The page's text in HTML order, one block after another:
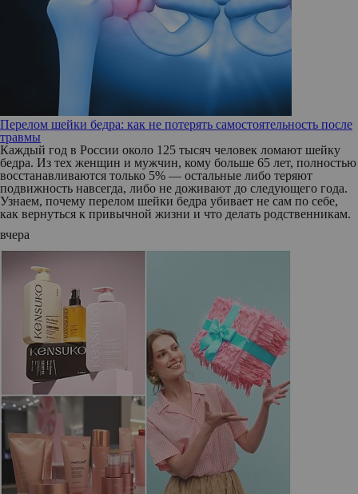
Перелом шейки бедра: как не потерять самостоятельность после
травмы
Каждый год в России около 125 тысяч человек ломают шейку
бедра. Из тех женщин и мужчин, кому больше 65 лет, полностью
восстанавливаются только 5% — остальные либо теряют
подвижность навсегда, либо не доживают до следующего года.
Узнаем, почему перелом шейки бедра убивает не сам по себе,
как вернуться к привычной жизни и что делать родственникам.
вчера